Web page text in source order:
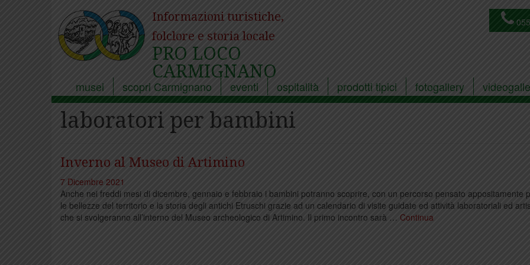
Informazioni turistiche,
folclore e storia locale
PRO LOCO
CARMIGNANO
musei scopri Carmignano eventi ospitalità prodotti tipici fotogallery
laboratori per bambini
Inverno al Museo di Artimino
7 Dicembre 2021
Anche nei freddi mesi di dicembre, gennaio e febbraio i bambini potranno scoprire, con un percorso pensato appositamente
le bellezze del territorio e la storia degli antichi Etruschi grazie ad un calendario di visite guidate ed attività laboratoriali ed
che si svolgeranno all’interno del Museo archeologico di Artimino. Il primo incontro sarà … Continua